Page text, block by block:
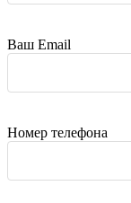
Ваш Email
Номер телефона